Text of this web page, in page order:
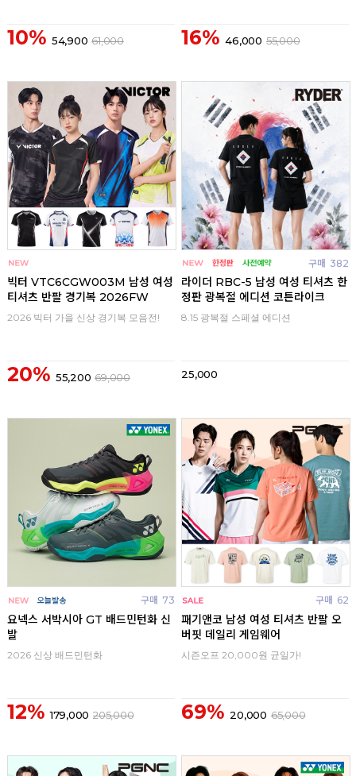
10% 54,900 61,000 16% 46,000 55,000
빅터 VTC6CGW003M 남성 여성
티셔츠 반팔 경기복 2026FW
2026 빅터 가을 신상 경기복 모음전!
20% 55,200 69,000
구매 382
라이더 RBC-5 남성 여성 티셔츠 한
정판 광복절 에디션 코튼라이크
8.15 광복절 스페셜 에디션
25,000
구매 73
요넥스 서박시아 GT 배드민턴화 신
발
2026 신상 배드민턴화
12% 179,000 205,000
구매 62
패기앤코 남성 여성 티셔츠 반팔 오
버핏 데일리 게임웨어
시즌오프 20,000원 균일가!
69% 20,000 65,000